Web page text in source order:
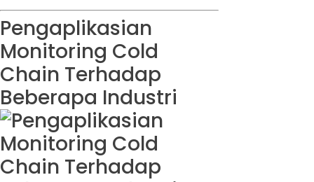
Pengaplikasian
Monitoring Cold
Chain Terhadap
Beberapa Industri